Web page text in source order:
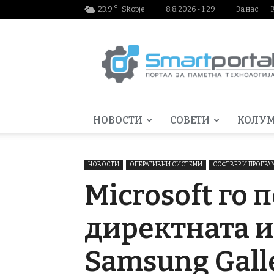
23.9 C Skopje 8.8.2026 - 1:29 За нас
НОВОСТИ СОВЕТИ
НОВОСТИ ОПЕРАТИВНИ СИСТЕМИ СОФТВЕР И
Microsoft го
директната
Samsung